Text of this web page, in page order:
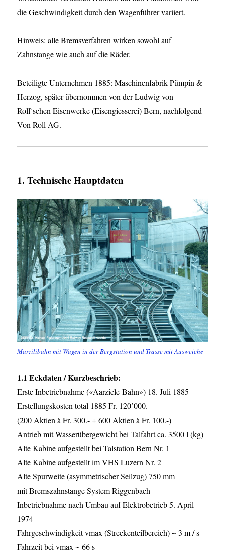
die Geschwindigkeit durch den Wagenführer variiert.
Hinweis: alle Bremsverfahren wirken sowohl auf
Zahnstange wie auch auf die Räder.
Beteiligte Unternehmen 1885: Maschinenfabrik Pümpin &
Herzog, später übernommen von der Ludwig von
Roll`schen Eisenwerke (Eisengiesserei) Bern, nachfolgend
Von Roll AG.
1. Technische Hauptdaten
Marzilibahn mit Wagen in der Bergstation und Trasse mit Ausweiche
1.1 Eckdaten / Kurzbeschrieb:
Erste Inbetriebnahme («Aarziele-Bahn») 18. Juli 1885
Erstellungskosten total 1885 Fr. 120’000.-
(200 Aktien à Fr. 300.- + 600 Aktien à Fr. 100.-)
Antrieb mit Wasserübergewicht bei Talfahrt ca. 3500 l (kg)
Alte Kabine aufgestellt bei Talstation Bern Nr. 1
Alte Kabine aufgestellt im VHS Luzern Nr. 2
Alte Spurweite (asymmetrischer Seilzug) 750 mm
mit Bremszahnstange System Riggenbach
Inbetriebnahme nach Umbau auf Elektrobetrieb 5. April
1974
Fahrgeschwindigkeit vmax (Streckenteilbereich) ~ 3 m / s
Fahrzeit bei vmax ~ 66 s